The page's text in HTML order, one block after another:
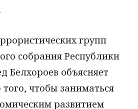
групп
собрания Республики
Белхороев объясняет
того, чтобы заниматься
развитием